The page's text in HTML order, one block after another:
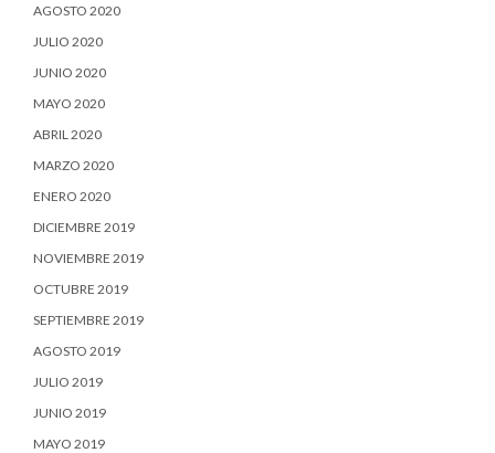
AGOSTO 2020
JULIO 2020
JUNIO 2020
MAYO 2020
ABRIL 2020
MARZO 2020
ENERO 2020
DICIEMBRE 2019
NOVIEMBRE 2019
OCTUBRE 2019
SEPTIEMBRE 2019
AGOSTO 2019
JULIO 2019
JUNIO 2019
MAYO 2019